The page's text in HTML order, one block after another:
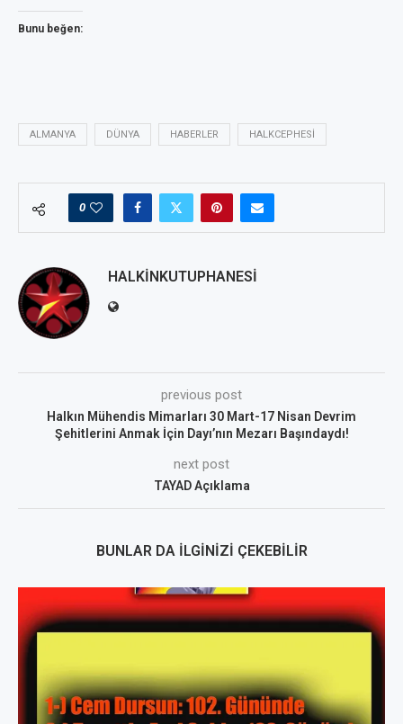
Bunu beğen:
ALMANYA DÜNYA HABERLER HALKCEPHESI
0
HALKINKUTUPHANESI
previous post
Halkın Mühendis Mimarları 30 Mart-17 Nisan Devrim
Şehitlerini Anmak İçin Dayı’nın Mezarı Başındaydı!
next post
TAYAD Açıklama
BUNLAR DA İLGINIZI ÇEKEBILIR